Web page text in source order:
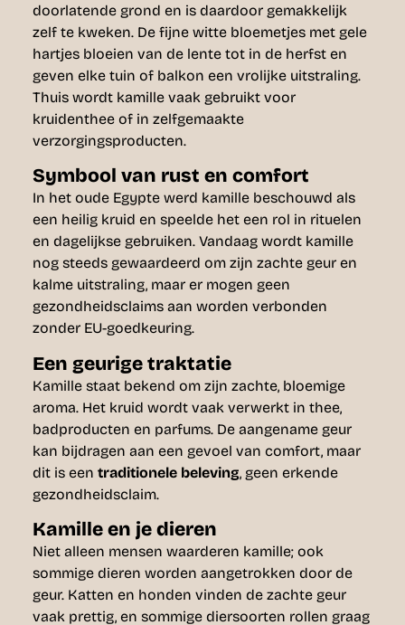
doorlatende grond en is daardoor gemakkelijk
zelf te kweken. De fijne witte bloemetjes met gele
hartjes bloeien van de lente tot in de herfst en
geven elke tuin of balkon een vrolijke uitstraling.
Thuis wordt kamille vaak gebruikt voor
kruidenthee of in zelfgemaakte
verzorgingsproducten.
Symbool van rust en comfort
In het oude Egypte werd kamille beschouwd als
een heilig kruid en speelde het een rol in rituelen
en dagelijkse gebruiken. Vandaag wordt kamille
nog steeds gewaardeerd om zijn zachte geur en
kalme uitstraling, maar er mogen geen
gezondheidsclaims aan worden verbonden
zonder EU-goedkeuring.
Een geurige traktatie
Kamille staat bekend om zijn zachte, bloemige
aroma. Het kruid wordt vaak verwerkt in thee,
badproducten en parfums. De aangename geur
kan bijdragen aan een gevoel van comfort, maar
dit is een traditionele beleving, geen erkende
gezondheidsclaim.
Kamille en je dieren
Niet alleen mensen waarderen kamille; ook
sommige dieren worden aangetrokken door de
geur. Katten en honden vinden de zachte geur
vaak prettig, en sommige diersoorten rollen graag